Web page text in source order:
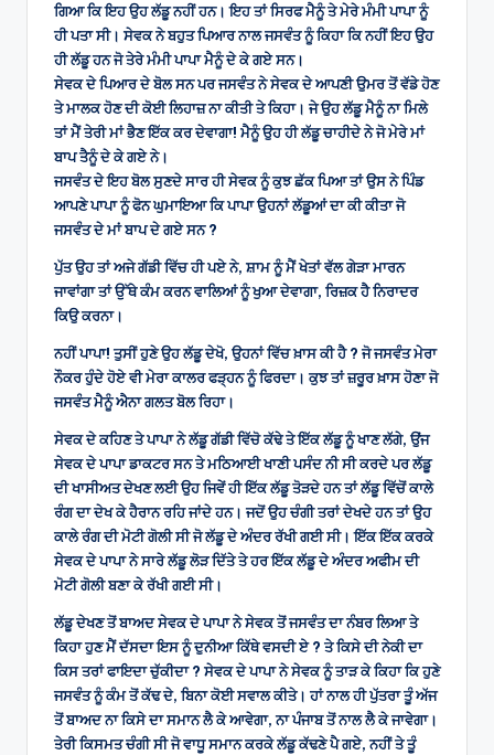
ਗਿਆ ਕਿ ਇਹ ਉਹ ਲੱਡੂ ਨਹੀਂ ਹਨ। ਇਹ ਤਾਂ ਸਿਰਫ ਮੈਨੂੰ ਤੇ ਮੇਰੇ ਮੰਮੀ ਪਾਪਾ ਨੂੰ
ਹੀ ਪਤਾ ਸੀ। ਸੇਵਕ ਨੇ ਬਹੁਤ ਪਿਆਰ ਨਾਲ ਜਸਵੰਤ ਨੂੰ ਕਿਹਾ ਕਿ ਨਹੀਂ ਇਹ ਉਹ
ਹੀ ਲੱਡੂ ਹਨ ਜੋ ਤੇਰੇ ਮੰਮੀ ਪਾਪਾ ਮੈਨੂੰ ਦੇ ਕੇ ਗਏ ਸਨ।
ਸੇਵਕ ਦੇ ਪਿਆਰ ਦੇ ਬੋਲ ਸਨ ਪਰ ਜਸਵੰਤ ਨੇ ਸੇਵਕ ਦੇ ਆਪਣੀ ਉਮਰ ਤੋਂ ਵੱਡੇ ਹੋਣ
ਤੇ ਮਾਲਕ ਹੋਣ ਦੀ ਕੋਈ ਲਿਹਾਜ਼ ਨਾ ਕੀਤੀ ਤੇ ਕਿਹਾ। ਜੇ ਉਹ ਲੱਡੂ ਮੈਨੂੰ ਨਾ ਮਿਲੇ
ਤਾਂ ਮੈਂ ਤੇਰੀ ਮਾਂ ਭੈਣ ਇੱਕ ਕਰ ਦੇਵਾਗਾ! ਮੈਨੂੰ ਉਹ ਹੀ ਲੱਡੂ ਚਾਹੀਦੇ ਨੇ ਜੋ ਮੇਰੇ ਮਾਂ
ਬਾਪ ਤੈਨੂੰ ਦੇ ਕੇ ਗਏ ਨੇ।
ਜਸਵੰਤ ਦੇ ਇਹ ਬੋਲ ਸੁਣਦੇ ਸਾਰ ਹੀ ਸੇਵਕ ਨੂੰ ਕੁਝ ਛੱਕ ਪਿਆ ਤਾਂ ਉਸ ਨੇ ਪਿੰਡ
ਆਪਣੇ ਪਾਪਾ ਨੂੰ ਫੋਨ ਘੁਮਾਇਆ ਕਿ ਪਾਪਾ ਉਹਨਾਂ ਲੱਡੂਆਂ ਦਾ ਕੀ ਕੀਤਾ ਜੋ
ਜਸਵੰਤ ਦੇ ਮਾਂ ਬਾਪ ਦੇ ਗਏ ਸਨ ?
ਪੁੱਤ ਉਹ ਤਾਂ ਅਜੇ ਗੱਡੀ ਵਿੱਚ ਹੀ ਪਏ ਨੇ, ਸ਼ਾਮ ਨੂੰ ਮੈਂ ਖੇਤਾਂ ਵੱਲ ਗੇੜਾ ਮਾਰਨ
ਜਾਵਾਂਗਾ ਤਾਂ ਉੱਥੇ ਕੰਮ ਕਰਨ ਵਾਲਿਆਂ ਨੂੰ ਖੁਆ ਦੇਵਾਗਾ, ਰਿਜ਼ਕ ਹੈ ਨਿਰਾਦਰ
ਕਿਉ ਕਰਨਾ।
ਨਹੀਂ ਪਾਪਾ! ਤੁਸੀਂ ਹੁਣੇ ਉਹ ਲੱਡੂ ਦੇਖੋ, ਉਹਨਾਂ ਵਿੱਚ ਖ਼ਾਸ ਕੀ ਹੈ ? ਜੋ ਜਸਵੰਤ ਮੇਰਾ
ਨੌਕਰ ਹੁੰਦੇ ਹੋਏ ਵੀ ਮੇਰਾ ਕਾਲਰ ਫੜ੍ਹਨ ਨੂੰ ਫਿਰਦਾ। ਕੁਝ ਤਾਂ ਜ਼ਰੂਰ ਖ਼ਾਸ ਹੋਣਾ ਜੋ
ਜਸਵੰਤ ਮੈਨੂੰ ਐਨਾ ਗਲਤ ਬੋਲ ਰਿਹਾ।
ਸੇਵਕ ਦੇ ਕਹਿਣ ਤੇ ਪਾਪਾ ਨੇ ਲੱਡੂ ਗੱਡੀ ਵਿੱਚੋ ਕੱਢੇ ਤੇ ਇੱਕ ਲੱਡੂ ਨੂੰ ਖਾਣ ਲੱਗੇ, ਉਂਜ
ਸੇਵਕ ਦੇ ਪਾਪਾ ਡਾਕਟਰ ਸਨ ਤੇ ਮਠਿਆਈ ਖਾਣੀ ਪਸੰਦ ਨੀ ਸੀ ਕਰਦੇ ਪਰ ਲੱਡੂ
ਦੀ ਖਾਸੀਅਤ ਦੇਖਣ ਲਈ ਉਹ ਜਿਵੇਂ ਹੀ ਇੱਕ ਲੱਡੂ ਤੋੜਦੇ ਹਨ ਤਾਂ ਲੱਡੂ ਵਿੱਚੋਂ ਕਾਲੇ
ਰੰਗ ਦਾ ਦੇਖ ਕੇ ਹੈਰਾਨ ਰਹਿ ਜਾਂਦੇ ਹਨ। ਜਦੋਂ ਉਹ ਚੰਗੀ ਤਰਾਂ ਦੇਖਦੇ ਹਨ ਤਾਂ ਉਹ
ਕਾਲੇ ਰੰਗ ਦੀ ਮੋਟੀ ਗੋਲੀ ਸੀ ਜੋ ਲੱਡੂ ਦੇ ਅੰਦਰ ਰੱਖੀ ਗਈ ਸੀ। ਇੱਕ ਇੱਕ ਕਰਕੇ
ਸੇਵਕ ਦੇ ਪਾਪਾ ਨੇ ਸਾਰੇ ਲੱਡੂ ਲੋੜ ਦਿੱਤੇ ਤੇ ਹਰ ਇੱਕ ਲੱਡੂ ਦੇ ਅੰਦਰ ਅਫੀਮ ਦੀ
ਮੋਟੀ ਗੋਲੀ ਬਣਾ ਕੇ ਰੱਖੀ ਗਈ ਸੀ।
ਲੱਡੂ ਦੇਖਣ ਤੋਂ ਬਾਅਦ ਸੇਵਕ ਦੇ ਪਾਪਾ ਨੇ ਸੇਵਕ ਤੋਂ ਜਸਵੰਤ ਦਾ ਨੰਬਰ ਲਿਆ ਤੇ
ਕਿਹਾ ਹੁਣ ਮੈਂ ਦੱਸਦਾ ਇਸ ਨੂੰ ਦੁਨੀਆ ਕਿੱਥੇ ਵਸਦੀ ਏ ? ਤੇ ਕਿਸੇ ਦੀ ਨੇਕੀ ਦਾ
ਕਿਸ ਤਰਾਂ ਫਾਇਦਾ ਚੁੱਕੀਦਾ ? ਸੇਵਕ ਦੇ ਪਾਪਾ ਨੇ ਸੇਵਕ ਨੂੰ ਤਾੜ ਕੇ ਕਿਹਾ ਕਿ ਹੁਣੇ
ਜਸਵੰਤ ਨੂੰ ਕੰਮ ਤੋਂ ਕੱਢ ਦੇ, ਬਿਨਾ ਕੋਈ ਸਵਾਲ ਕੀਤੇ। ਹਾਂ ਨਾਲ ਹੀ ਪੁੱਤਰਾ ਤੂੰ ਅੱਜ
ਤੋਂ ਬਾਅਦ ਨਾ ਕਿਸੇ ਦਾ ਸਮਾਨ ਲੈ ਕੇ ਆਵੇਗਾ, ਨਾ ਪੰਜਾਬ ਤੋਂ ਨਾਲ ਲੈ ਕੇ ਜਾਵੇਗਾ।
ਤੇਰੀ ਕਿਸਮਤ ਚੰਗੀ ਸੀ ਜੋ ਵਾਧੂ ਸਮਾਨ ਕਰਕੇ ਲੱਡੂ ਕੱਢਣੇ ਪੈ ਗਏ, ਨਹੀਂ ਤੇ ਤੂੰ